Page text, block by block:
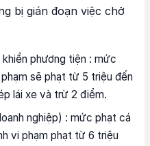
bị gián đoạn việc chở
phương tiện : mức
sẽ phạt từ 5 triệu đến
lái xe và trừ 2 điểm.
nghiệp) : mức phạt cá
vi phạm phạt từ 6 triệu